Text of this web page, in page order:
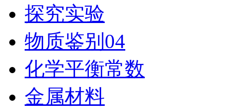
探究实验
物质鉴别04
化学平衡常数
金属材料